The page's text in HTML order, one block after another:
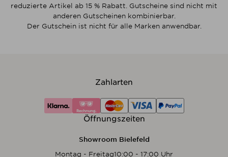
reduzierte Artikel ab 15 % Rabatt. Gutscheine sind nicht mit
anderen Gutscheinen kombinierbar.
Der Gutschein ist nicht für alle Marken anwendbar.
Zahlarten
Öffnungszeiten
Showroom Bielefeld
Montag - Freitag10:00 - 17:00 Uhr